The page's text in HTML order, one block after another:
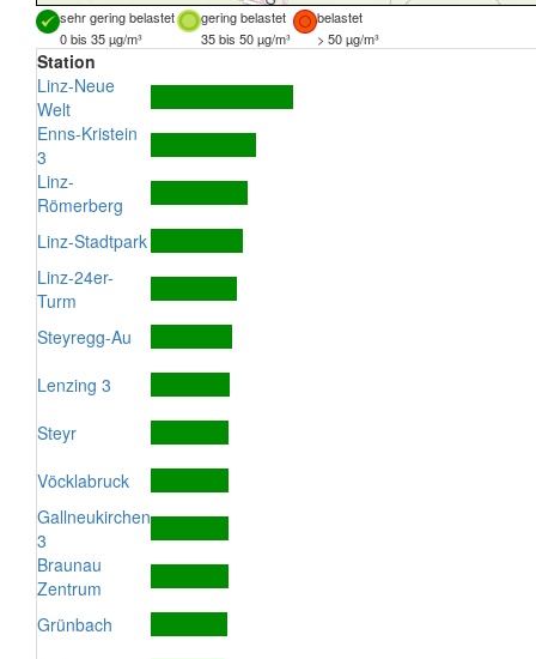
sehr gering belastet gering belastet
belastet
0 bis 35 µg/m³
35 bis 50 µg/m³ > 50 µg/m³
Station
Linz-Neue
Welt
Enns-Kristein
3
Linz-
Römerberg
Linz-Stadtpark
Linz-24er-
Turm
Steyregg-Au
Lenzing 3
Steyr
Vöcklabruck
Gallneukirchen
3
Braunau
Zentrum
Grünbach